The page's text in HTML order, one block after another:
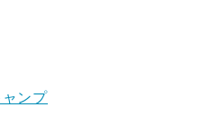
ンプ